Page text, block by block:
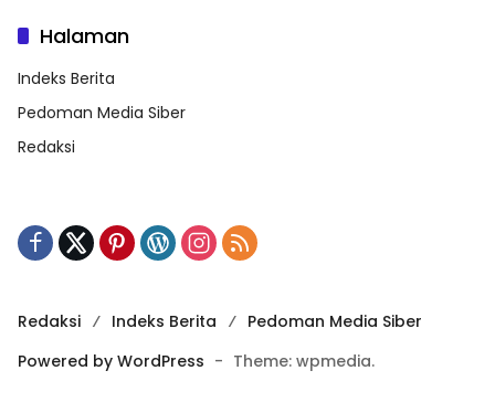
Halaman
Indeks Berita
Pedoman Media Siber
Redaksi
Redaksi Indeks Berita
Pedoman Media Siber
Powered by WordPress - Theme: wpmedia.